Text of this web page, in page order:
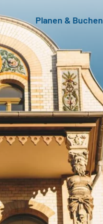
Planen & Buchen